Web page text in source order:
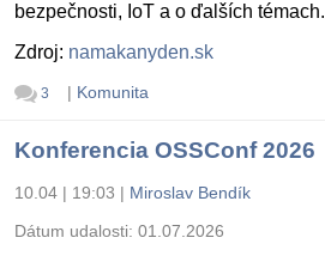
bezpečnosti, IoT a o ďalších témach.
Zdroj: namakanyden.sk
3 | Komunita
Konferencia OSSConf 2026
10.04 | 19:03 | Miroslav Bendík
Dátum udalosti: 01.07.2026